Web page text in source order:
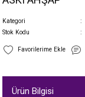
Kategori
Stok Kodu
Ürün Bilgisi